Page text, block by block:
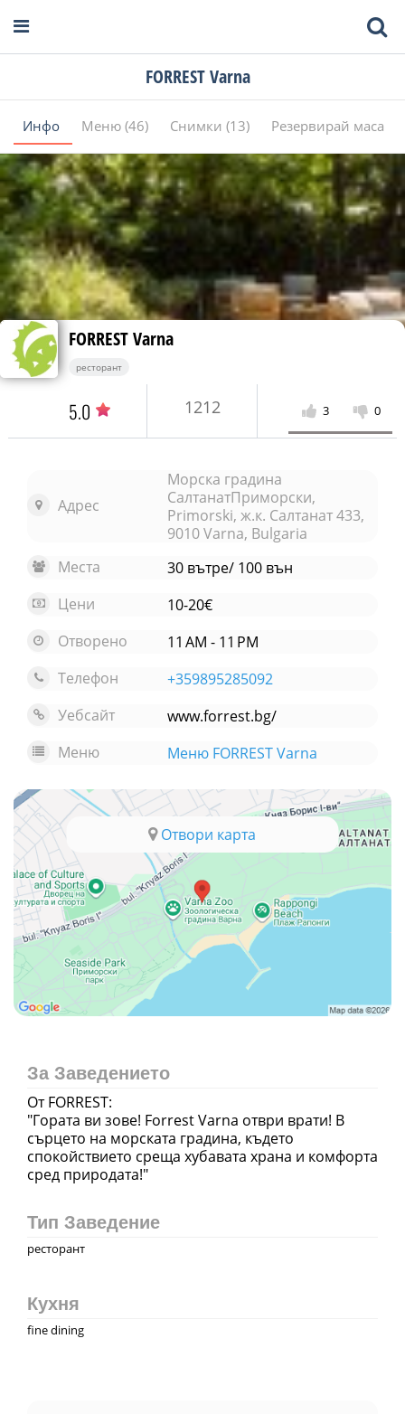
FORREST Varna
Инфо Меню (46) Снимки (13) Резервирай маса
FORREST Varna
ресторант
5.0 1212 3 0
Адрес
Морска градина
СалтанатПриморски,
Primorski, ж.к. Салтанат 433,
9010 Varna, Bulgaria
Места
30 вътре/ 100 вън
Цени
10-20€
Отворено
11 AM - 11 PM
Телефон
+359895285092
Уебсайт
www.forrest.bg/
Меню
Меню FORREST Varna
Отвори карта
За Заведението
От FORREST:
"Гората ви зове! Forrest Varna отври врати! В
сърцето на морската градина, където
спокойствието среща хубавата храна и комфорта
сред природата!"
Тип Заведение
ресторант
Кухня
fine dining